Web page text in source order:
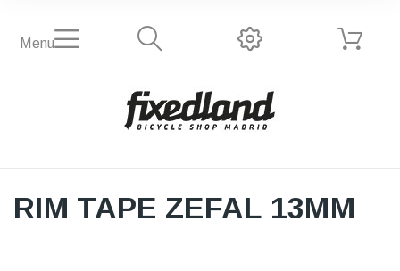
Menu
RIM TAPE ZEFAL 13MM